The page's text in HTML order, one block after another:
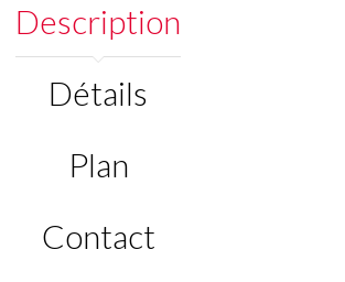
Description
Détails
Plan
Contact